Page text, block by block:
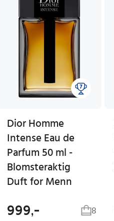
Dior Homme
Intense Eau de
Parfum 50 ml -
Blomsteraktig
Duft for Menn
999,- 8